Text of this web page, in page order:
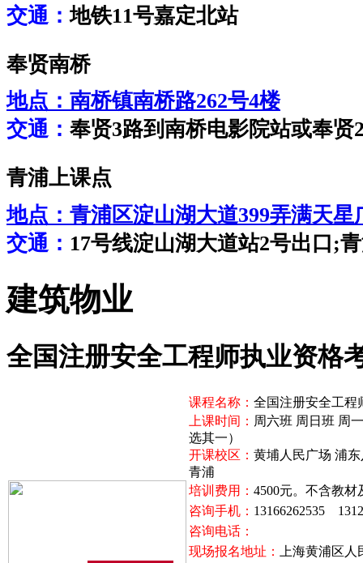
交通：地铁11号嘉定北站
奉贤南桥
地点： 南桥镇南桥路262号4楼
交通： 奉贤3路到南桥电影院站或奉
青浦上课点
地点： 青浦区淀山湖大道399弄满天星
交通： 17号线淀山湖大道站2号出口;
建筑物业
全国注册安全工程师执业资格
课程名称： 全国注册安全工程
上课时间： 周六班 周日班 周
选其一）
开课校区： 黄埔人民广场 浦
青浦
培训费用： 4500元。不含教材
咨询手机： 13166262535
咨询电话：
现场报名地址：
上海黄浦区